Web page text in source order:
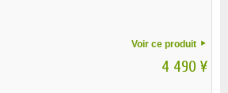
Voir ce produit
4 490 ¥